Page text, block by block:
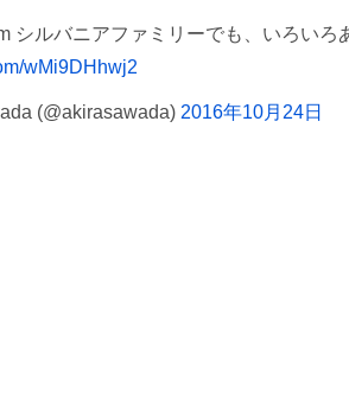
シルバニアファミリーでも、いろいろ
wMi9DHhwj2
(@akirasawada) 2016年10月24日